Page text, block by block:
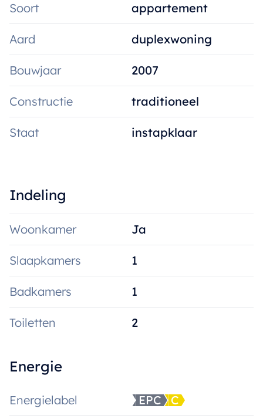
Soort appartement
Aard duplexwoning
Bouwjaar 2007
Constructie traditioneel
Staat instapklaar
Indeling
Woonkamer Ja
Slaapkamers 1
Badkamers 1
Toiletten 2
Energie
Energielabel EPC C